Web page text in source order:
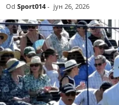
Od Sport014- јун 26, 2026